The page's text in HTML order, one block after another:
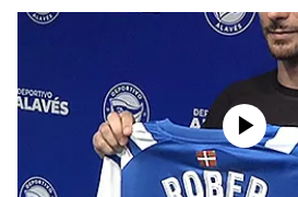
Herri-kirolak
Balonmano